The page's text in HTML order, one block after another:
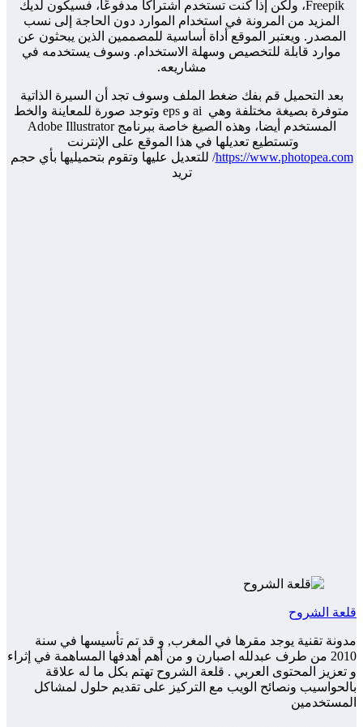
Freepik، ولكن إذا كنت تستخدم اشتراكًا مدفوعًا، فسيكون لديك
المزيد من المرونة في استخدام الموارد دون الحاجة إلى نسب
ويعتبر الموقع أداة أساسية للمصممين الذين يبحثون عن
موارد قابلة للتخصيص وسهلة الاستخدام. وسوف يستخدمه في
مشاريعه.
بعد التحميل قم بفك ضغط الملف وسوف تجد أن السيرة الذاتية
متوفرة بصيغة مختلفة وهي ai و eps وتوجد صورة للمعاينة والخط
المستخدم أيضا، وهذه الصيغ خاصة ببرنامج Adobe Illustrator
وتستطيع تعديلها في هذا الموقع على الإنترنت
https://
/للتعديل عليها وتقوم بتحميليها بأي حجم
تريد
الشروح
تقنية يوجد مقرها في المغرب, و قد تم تأسيسها في سنة
2010 من طرف عبدلله اصبارن و من أهم أهدفها المساهمة في إثراء
المحتوى العربي . قلعة الشروح تهتم بكل ما له علاقة
ونصائح الويب مع التركيز على تقديم حلول لمشاكل